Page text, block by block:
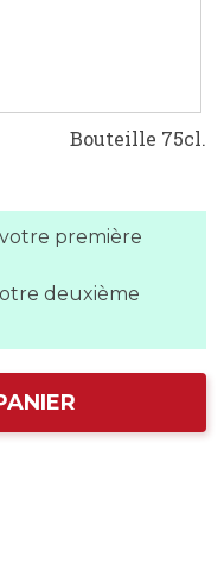
Bouteille 75cl.
première
deuxième